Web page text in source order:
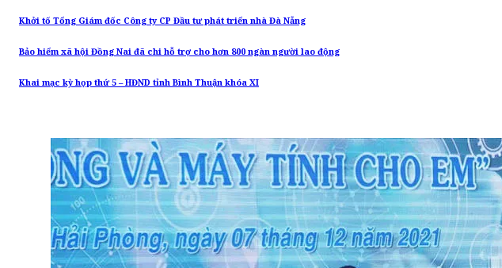
Khởi tố Tổng Giám đốc Công ty CP Đầu tư phát triển nhà Đà Nẵng
Bảo hiểm xã hội Đồng Nai đã chi hỗ trợ cho hơn 800 ngàn người lao động
Khai mạc kỳ họp thứ 5 – HĐND tỉnh Bình Thuận khóa XI